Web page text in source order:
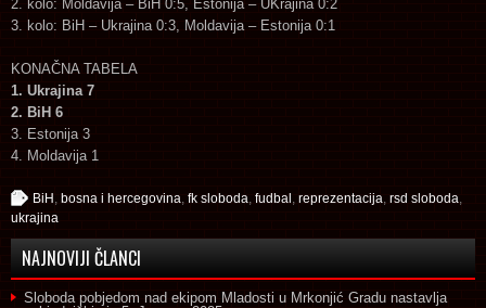
2. kolo: Moldavija – BiH 0:5, Estonija – UKrajina 0:2
3. kolo: BiH – Ukrajina 0:3, Moldavija – Estonija 0:1
KONAČNA TABELA
1. Ukrajina 7
2. BiH 6
3. Estonija 3
4. Moldavija 1
BiH bosna i hercegovina fk sloboda fudbal reprezentacija rsd sloboda
ukrajina
NAJNOVIJI ČLANCI
Sloboda pobjedom nad ekipom Mladosti u Mrkonjić Gradu nastavlja